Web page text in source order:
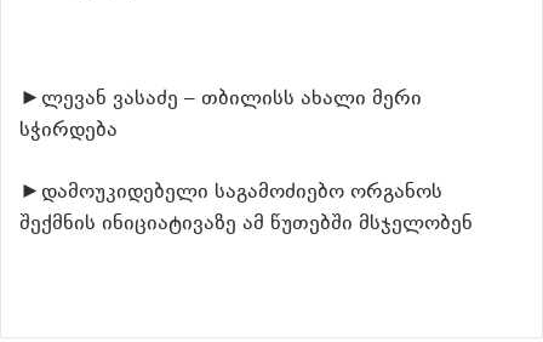
►ლევან ვასაძე – თბილისს ახალი მერი
სჭირდება
►დამოუკიდებელი საგამოძიებო ორგანოს
შექმნის ინიციატივაზე ამ წუთებში მსჯელობენ